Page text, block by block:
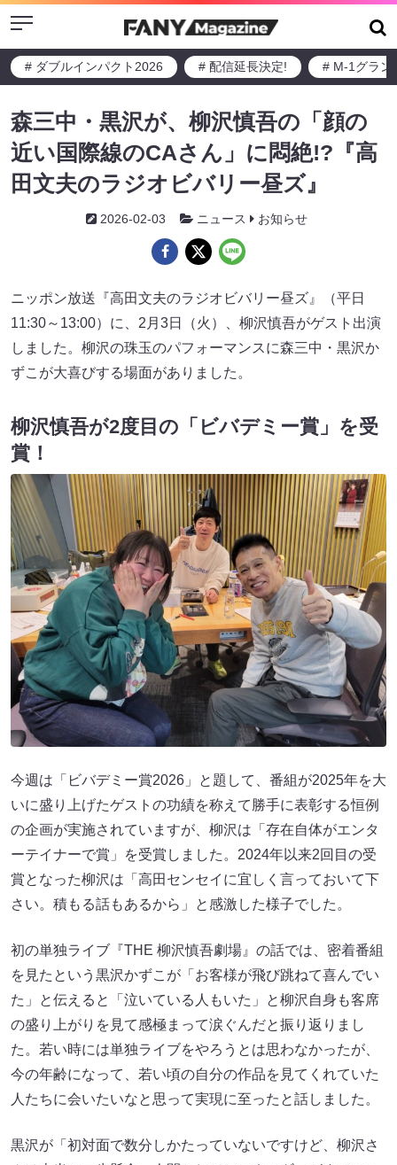
Menu
# ダブルインパクト2026 # 配信延長決定! # M-1グラン
森三中・黒沢が、柳沢慎吾の「顔の
近い国際線のCAさん」に悶絶!?『高
田文夫のラジオビバリー昼ズ』
2026-02-03 ニュース お知らせ
ニッポン放送『高田文夫のラジオビバリー昼ズ』（平日
11:30～13:00）に、2月3日（火）、柳沢慎吾がゲスト出演
しました。柳沢の珠玉のパフォーマンスに森三中・黒沢か
ずこが大喜びする場面がありました。
柳沢慎吾が2度目の「ビバデミー賞」を受
賞！
今週は「ビバデミー賞2026」と題して、番組が2025年を大
いに盛り上げたゲストの功績を称えて勝手に表彰する恒例
の企画が実施されていますが、柳沢は「存在自体がエンタ
ーテイナーで賞」を受賞しました。2024年以来2回目の受
賞となった柳沢は「高田センセイに宜しく言っておいて下
さい。積もる話もあるから」と感激した様子でした。
初の単独ライブ『THE 柳沢慎吾劇場』の話では、密着番組
を見たという黒沢かずこが「お客様が飛び跳ねて喜んでい
た」と伝えると「泣いている人もいた」と柳沢自身も客席
の盛り上がりを見て感極まって涙ぐんだと振り返りまし
た。若い時には単独ライブをやろうとは思わなかったが、
今の年齢になって、若い頃の自分の作品を見てくれていた
人たちに会いたいなと思って実現に至ったと話しました。
黒沢が「初対面で数分しかたっていないですけど、柳沢さ